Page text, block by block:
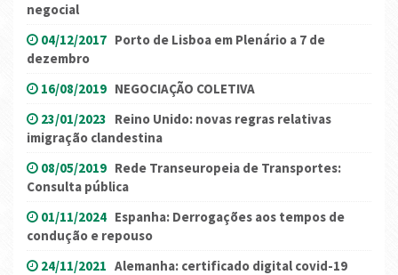
negocial
04/12/2017 Porto de Lisboa em Plenário a 7 de
dezembro
16/08/2019 NEGOCIAÇÃO COLETIVA
23/01/2023 Reino Unido: novas regras relativas
imigração clandestina
08/05/2019 Rede Transeuropeia de Transportes:
Consulta pública
01/11/2024 Espanha: Derrogações aos tempos de
condução e repouso
24/11/2021 Alemanha: certificado digital covid-19